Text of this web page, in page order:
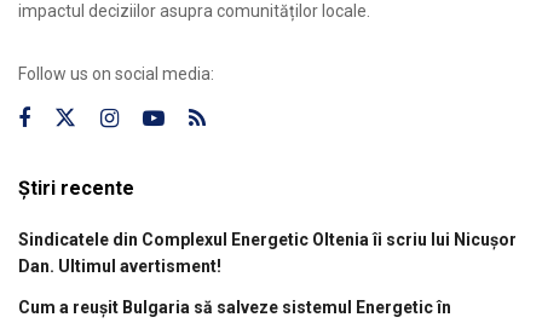
impactul deciziilor asupra comunităților locale.
Follow us on social media:
Știri recente
Sindicatele din Complexul Energetic Oltenia îi scriu lui Nicușor
Dan. Ultimul avertisment!
Cum a reușit Bulgaria să salveze sistemul Energetic în